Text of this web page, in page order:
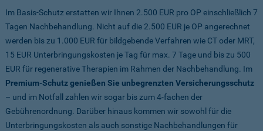
Im Basis-Schutz erstatten wir Ihnen 2.500 EUR pro OP einschließlich 7
Tagen Nachbehandlung. Nicht auf die 2.500 EUR je OP angerechnet
werden bis zu 1.000 EUR für bildgebende Verfahren wie CT oder MRT,
15 EUR Unterbringungskosten je Tag für max. 7 Tage und bis zu 500
EUR für regenerative Therapien im Rahmen der Nachbehandlung. Im
Premium-Schutz genießen Sie unbegrenzten Versicherungsschutz
– und im Notfall zahlen wir sogar bis zum 4-fachen der
Gebührenordnung. Darüber hinaus kommen wir sowohl für die
Unterbringungskosten als auch sonstige Nachbehandlungen für